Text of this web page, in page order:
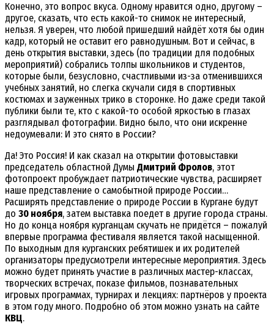
Конечно, это вопрос вкуса. Одному нравится одно, другому –
другое, сказать, что есть какой-то снимок не интересный,
нельзя. Я уверен, что любой пришедший найдёт хотя бы один
кадр, который не оставит его равнодушным. Вот и сейчас, в
день открытия выставки, здесь (по традиции для подобных
мероприятий) собрались толпы школьников и студентов,
которые были, безусловно, счастливыми из-за отменившихся
учебных занятий, но слегка скучали сидя в спортивных
костюмах и зауженных трико в сторонке. Но даже среди такой
публики были те, кто с какой-то особой яркостью в глазах
разглядывал фотографии. Видно было, что они искренне
недоумевали: И это снято в России?
Да! Это Россия! И как сказал на открытии фотовыставки
председатель областной Думы Дмитрий Фролов, этот
фотопроект пробуждает патриотические чувства, расширяет
наше представление о самобытной природе России…
Расширять представление о природе России в Кургане будут
до 30 ноября, затем выставка поедет в другие города страны.
Но до конца ноября курганцам скучать не придётся – пожалуй
впервые программа фестиваля является такой насыщенной.
По выходным для курганских ребятишек и их родителей
организаторы предусмотрели интересные мероприятия. Здесь
можно будет принять участие в различных мастер-классах,
творческих встречах, показе фильмов, познавательных
игровых программах, турнирах и лекциях: партнёров у проекта
в этом году много. Подробно об этом можно узнать на сайте
КВЦ.